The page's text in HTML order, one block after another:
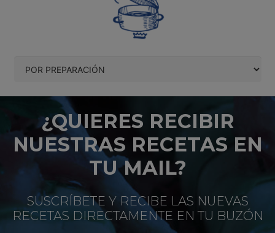
¿QUIERES RECIBIR
NUESTRAS RECETAS EN
TU MAIL?
SUSCRÍBETE Y RECIBE LAS NUEVAS
RECETAS DIRECTAMENTE EN TU BUZÓN